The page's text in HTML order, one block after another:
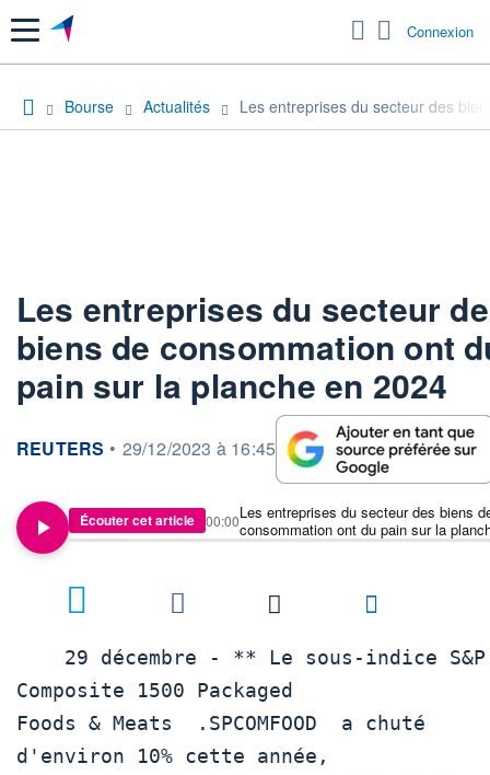
Menu Connexion
Bourse Actualités Les entreprises du secteur des
Les entreprises du secteur
biens de consommation ont
pain sur la planche en 2024
information fournie par
REUTERS • 29/12/2023 à 16:45
Écouter cet article
Les entreprises du secteur des biens
consommation ont du pain sur la
en 2024
00:00
Composite 1500 Packaged
Foods & Meats  .SPCOMFOOD  a chuté
d'environ 10% cette année,